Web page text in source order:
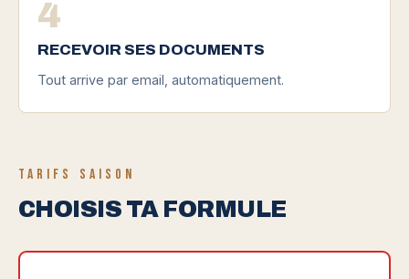
4
RECEVOIR SES DOCUMENTS
Tout arrive par email, automatiquement.
TARIFS SAISON
CHOISIS TA FORMULE